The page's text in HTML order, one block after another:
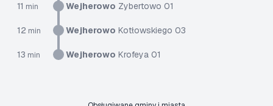
11 min Wejherowo Zybertowo 01
12 min Wejherowo Kotłowskiego 03
13 min Wejherowo Krofeya 01